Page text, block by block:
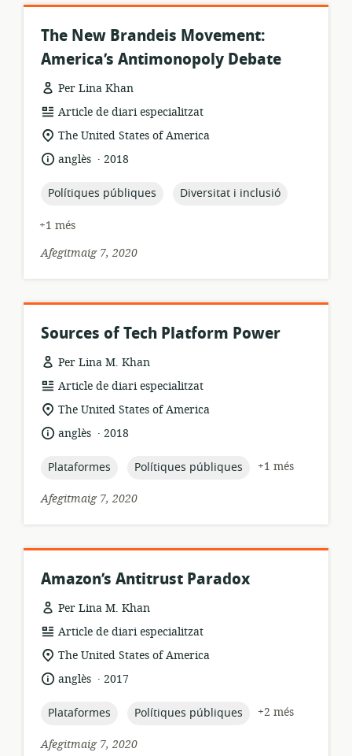
The New Brandeis Movement:
America’s Antimonopoly Debate
Per Lina Khan
format
dels
recursos:
Article de diari especialitzat
ubicació
rellevant:
The United States of America
idioma:
anglès .
data
publicació:
2018
topic:
Polítiques públiques topic:
Diversitat i inclusió
+1 més
Afegitmaig 7, 2020
Sources of Tech Platform Power
Per Lina M. Khan
format
dels
recursos:
Article de diari especialitzat
ubicació
rellevant:
The United States of America
idioma:
anglès .
data
publicació:
2018
topic:
Plataformes topic:
Polítiques públiques
+1 més
Afegitmaig 7, 2020
Amazon’s Antitrust Paradox
Per Lina M. Khan
format
dels
recursos:
Article de diari especialitzat
ubicació
rellevant:
The United States of America
idioma:
anglès .
data
publicació:
2017
topic:
Plataformes topic:
Polítiques públiques
+2 més
Afegitmaig 7, 2020